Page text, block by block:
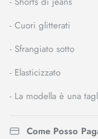
- Cuori glitterati
- Sfrangiato sotto
- Elasticizzato
- La modella è una
Come Posso